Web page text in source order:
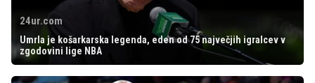
24ur.com
Umrla je košarkarska legenda, eden od 75 največjih igralcev v
zgodovini lige NBA